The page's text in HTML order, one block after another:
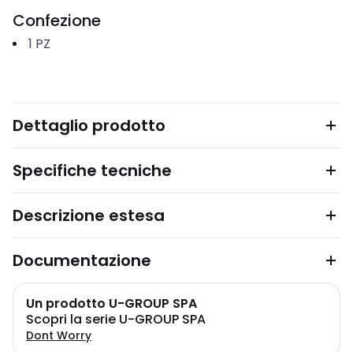
Confezione
1 PZ
Dettaglio prodotto
Specifiche tecniche
Descrizione estesa
Documentazione
Un prodotto U-GROUP SPA
Scopri la serie U-GROUP SPA
Dont Worry